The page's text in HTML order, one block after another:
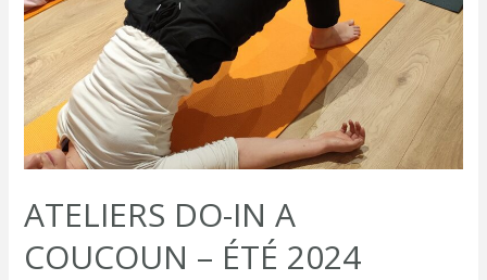
ATELIERS DO-IN A
COUCOUN – ÉTÉ 2024